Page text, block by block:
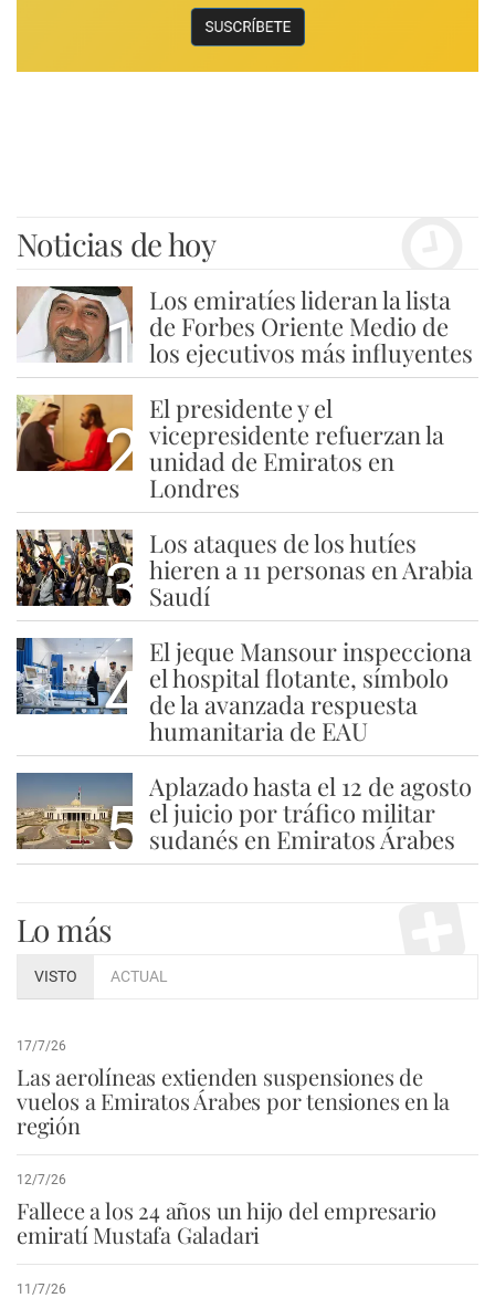
Noticias de hoy
1
Los emiratíes lideran la lista
de Forbes Oriente Medio de
los ejecutivos más influyentes
2
El presidente y el
vicepresidente refuerzan la
unidad de Emiratos en
Londres
3
Los ataques de los hutíes
hieren a 11 personas en Arabia
Saudí
4
El jeque Mansour inspecciona
el hospital flotante, símbolo
de la avanzada respuesta
humanitaria de EAU
5
Aplazado hasta el 12 de agosto
el juicio por tráfico militar
sudanés en Emiratos Árabes
Lo más
VISTO ACTUAL
17/7/26
Las aerolíneas extienden suspensiones de
vuelos a Emiratos Árabes por tensiones en la
región
12/7/26
Fallece a los 24 años un hijo del empresario
emiratí Mustafa Galadari
11/7/26